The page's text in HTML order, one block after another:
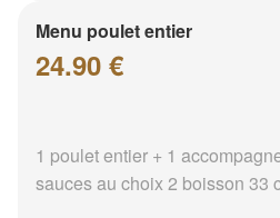
Menu poulet entier
24.90 €
1 poulet entier + 1
sauces au choix 2 boisson 33